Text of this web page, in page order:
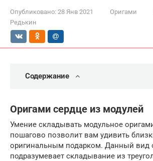
Опубликовано: 28 Янв 2021 Оригами
Редькин
Содержание
Оригами сердце из модулей
Умение складывать модульное
пошагово позволит вам удивить
оригинальным подарком. Данный вид
подразумевает складывание из